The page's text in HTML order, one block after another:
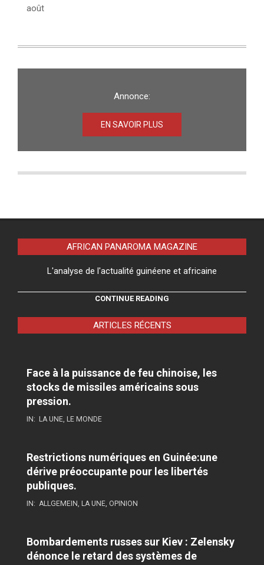
août
Annonce:
EN SAVOIR PLUS
AFRICAN PANAROMA MAGAZINE
L'analyse de l'actualité guinéene et africaine
CONTINUE READING
ARTICLES RÉCENTS
Face à la puissance de feu chinoise, les
stocks de missiles américains sous
pression.
IN: LA UNE LE MONDE
Restrictions numériques en Guinée:une
dérive préoccupante pour les libertés
publiques.
IN: ALLGEMEIN LA UNE OPINION
Bombardements russes sur Kiev : Zelensky
dénonce le retard des systèmes de